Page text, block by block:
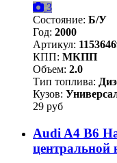
3
Состояние: Б/У
Год: 2000
Артикул:
КПП: МКПП
Объем: 2.0
Тип топлива:
Кузов:
29 руб
Audi A4 B6
центральной